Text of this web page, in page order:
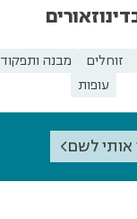
זוחלים
מבנה ותפקוד
עופות
אותי לשם